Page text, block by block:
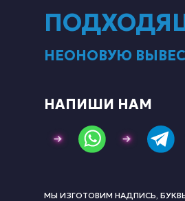
НАПИШИ НАМ
НЕОНОВУЮ
МЫ ИЗГОТОВИМ НАДПИСЬ,